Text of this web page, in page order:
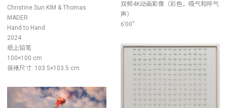
Christine Sun KIM & Thomas
MADER
Hand to Hand
2024
纸上铅笔
100×100 cm
装裱尺寸: 103.5×103.5 cm
双频4K动画影像（彩色，吸气和呼气
声）
6’00”